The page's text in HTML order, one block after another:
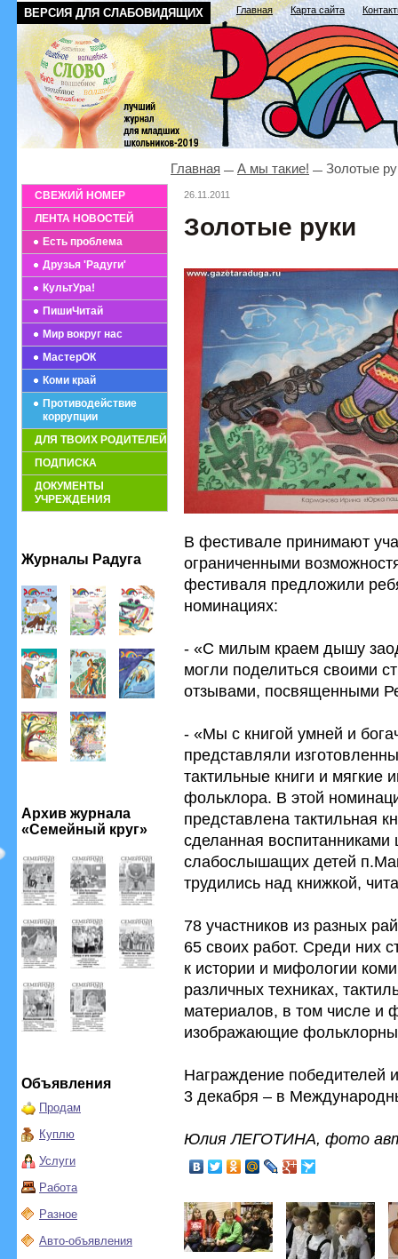
ВЕРСИЯ ДЛЯ СЛАБОВИДЯЩИХ Главная Карта сайта
СВЕЖИЙ НОМЕР
ЛЕНТА НОВОСТЕЙ
Есть проблема
Друзья 'Радуги'
КультУра!
ПишиЧитай
Мир вокруг нас
МастерОК
Коми край
Противодействие
коррупции
ДЛЯ ТВОИХ РОДИТЕЛЕЙ
ПОДПИСКА
ДОКУМЕНТЫ
УЧРЕЖДЕНИЯ
Журналы Радуга
Архив журнала
«Семейный круг»
Объявления
Продам
Куплю
Услуги
Работа
Разное
Авто-объявления
Главная А мы такие! Золотые
26.11.2011
Золотые руки
В фестивале принимают
ограниченными
фестиваля предложили
номинациях:
- «С милым краем дышу
могли поделиться своими
отзывами, посвященными
- «Мы с книгой умней и
представляли
тактильные книги и мягкие
фольклора. В этой
представлена тактильная
сделанная
слабослышащих детей
трудились над книжкой,
78 участников из разных
65 своих работ. Среди них
к истории и мифологии
различных техниках,
материалов, в том числе и
изображающие
Награждение победителей
3 декабря – в
Юлия ЛЕГОТИНА, фото